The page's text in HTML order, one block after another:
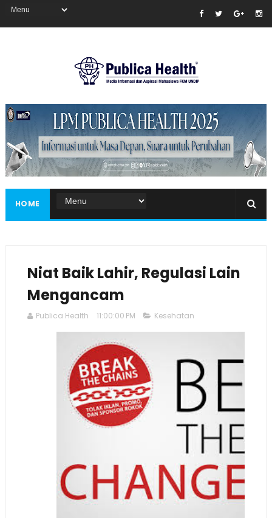
Masukkan iklan disini!
HOME
Niat Baik Lahir, Regulasi Lain
Mengancam
Publica Health 11:00:00 PM Kesehatan